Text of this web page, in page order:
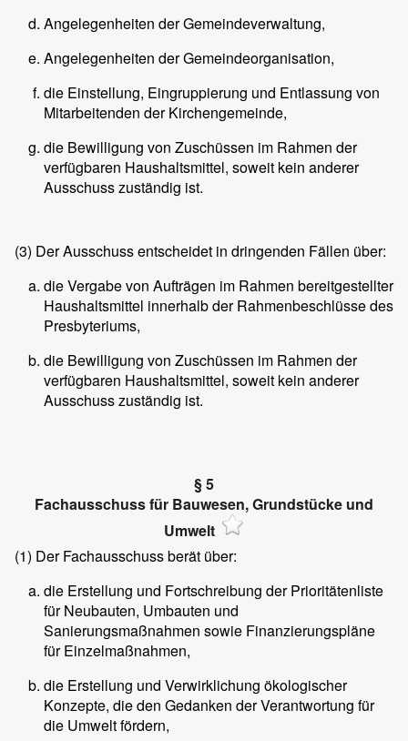
Angelegenheiten der Gemeindeverwaltung,
Angelegenheiten der Gemeindeorganisation,
die Einstellung, Eingruppierung und Entlassung von
Mitarbeitenden der Kirchengemeinde,
die Bewilligung von Zuschüssen im Rahmen der
verfügbaren Haushaltsmittel, soweit kein anderer
Ausschuss zuständig ist.
(3) Der Ausschuss entscheidet in dringenden Fällen über:
die Vergabe von Aufträgen im Rahmen bereitgestellter
Haushaltsmittel innerhalb der Rahmenbeschlüsse des
Presbyteriums,
die Bewilligung von Zuschüssen im Rahmen der
verfügbaren Haushaltsmittel, soweit kein anderer
Ausschuss zuständig ist.
§ 5
Fachausschuss für Bauwesen, Grundstücke und
Umwelt
(1) Der Fachausschuss berät über:
die Erstellung und Fortschreibung der Prioritätenliste
für Neubauten, Umbauten und
Sanierungsmaßnahmen sowie Finanzierungspläne
für Einzelmaßnahmen,
die Erstellung und Verwirklichung ökologischer
Konzepte, die den Gedanken der Verantwortung für
die Umwelt fördern,